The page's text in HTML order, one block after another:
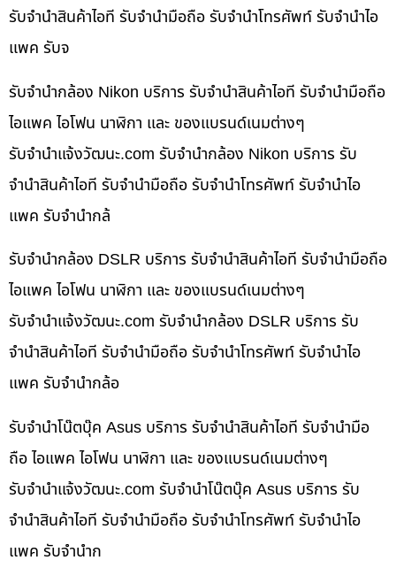
รับจำนำสินค้าไอที รับจำนำมือถือ รับจำนำโทรศัพท์ รับจำนำไอ
แพค รับจ
รับจำนำกล้อง Nikon บริการ รับจำนำสินค้าไอที รับจำนำมือถือ
ไอแพค ไอโฟน นาฬิกา และ ของแบรนด์เนมต่างๆ
รับจํานําแจ้งวัฒนะ.com รับจำนำกล้อง Nikon บริการ รับ
จำนำสินค้าไอที รับจำนำมือถือ รับจำนำโทรศัพท์ รับจำนำไอ
แพค รับจำนำกล้
รับจำนำกล้อง DSLR บริการ รับจำนำสินค้าไอที รับจำนำมือถือ
ไอแพค ไอโฟน นาฬิกา และ ของแบรนด์เนมต่างๆ
รับจํานําแจ้งวัฒนะ.com รับจำนำกล้อง DSLR บริการ รับ
จำนำสินค้าไอที รับจำนำมือถือ รับจำนำโทรศัพท์ รับจำนำไอ
แพค รับจำนำกล้อ
รับจำนำโน๊ตบุ๊ค Asus บริการ รับจำนำสินค้าไอที รับจำนำมือ
ถือ ไอแพค ไอโฟน นาฬิกา และ ของแบรนด์เนมต่างๆ
รับจํานําแจ้งวัฒนะ.com รับจำนำโน๊ตบุ๊ค Asus บริการ รับ
จำนำสินค้าไอที รับจำนำมือถือ รับจำนำโทรศัพท์ รับจำนำไอ
แพค รับจำนำก